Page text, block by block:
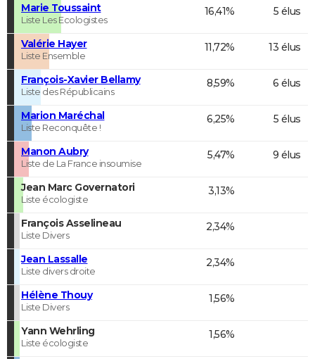
Marie Toussaint
Liste Les Ecologistes
16,41% 5 élus
Valérie Hayer
Liste Ensemble
11,72% 13 élus
François-Xavier Bellamy
Liste des Républicains
8,59% 6 élus
Marion Maréchal
Liste Reconquête !
6,25% 5 élus
Manon Aubry
Liste de La France insoumise
5,47% 9 élus
Jean Marc Governatori
Liste écologiste
3,13%
François Asselineau
Liste Divers
2,34%
Jean Lassalle
Liste divers droite
2,34%
Hélène Thouy
Liste Divers
1,56%
Yann Wehrling
Liste écologiste
1,56%